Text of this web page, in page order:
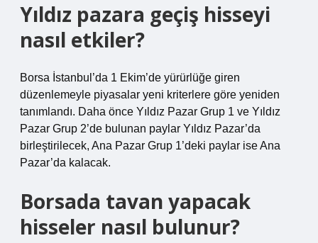
Yıldız pazara geçiş hisseyi
nasıl etkiler?
Borsa İstanbul’da 1 Ekim’de yürürlüğe giren
düzenlemeyle piyasalar yeni kriterlere göre yeniden
tanımlandı. Daha önce Yıldız Pazar Grup 1 ve Yıldız
Pazar Grup 2’de bulunan paylar Yıldız Pazar’da
birleştirilecek, Ana Pazar Grup 1’deki paylar ise Ana
Pazar’da kalacak.
Borsada tavan yapacak
hisseler nasıl bulunur?